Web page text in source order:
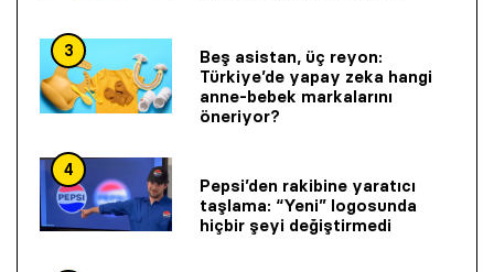
3
Beş asistan, üç reyon:
Türkiye’de yapay zeka hangi
anne-bebek markalarını
öneriyor?
4
Pepsi’den rakibine yaratıcı
taşlama: “Yeni” logosunda
hiçbir şeyi değiştirmedi